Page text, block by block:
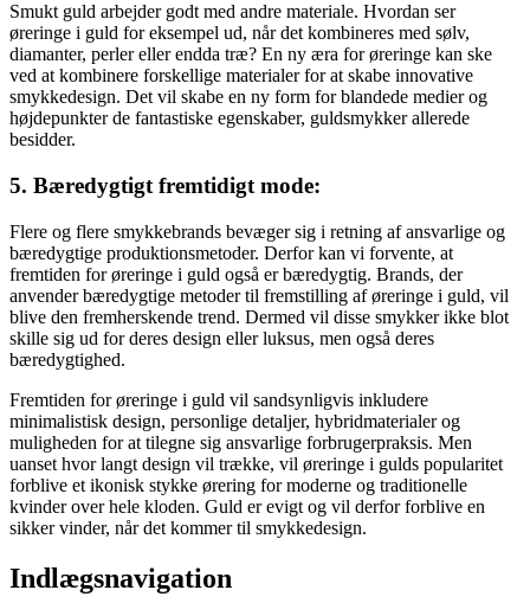
Smukt guld arbejder godt med andre materiale. Hvordan ser
øreringe i guld for eksempel ud, når det kombineres med sølv,
diamanter, perler eller endda træ? En ny æra for øreringe kan ske
ved at kombinere forskellige materialer for at skabe innovative
smykkedesign. Det vil skabe en ny form for blandede medier og
højdepunkter de fantastiske egenskaber, guldsmykker allerede
besidder.
5. Bæredygtigt fremtidigt mode:
Flere og flere smykkebrands bevæger sig i retning af ansvarlige og
bæredygtige produktionsmetoder. Derfor kan vi forvente, at
fremtiden for øreringe i guld også er bæredygtig. Brands, der
anvender bæredygtige metoder til fremstilling af øreringe i guld, vil
blive den fremherskende trend. Dermed vil disse smykker ikke blot
skille sig ud for deres design eller luksus, men også deres
bæredygtighed.
Fremtiden for øreringe i guld vil sandsynligvis inkludere
minimalistisk design, personlige detaljer, hybridmaterialer og
muligheden for at tilegne sig ansvarlige forbrugerpraksis. Men
uanset hvor langt design vil trække, vil øreringe i gulds popularitet
forblive et ikonisk stykke ørering for moderne og traditionelle
kvinder over hele kloden. Guld er evigt og vil derfor forblive en
sikker vinder, når det kommer til smykkedesign.
Indlægsnavigation